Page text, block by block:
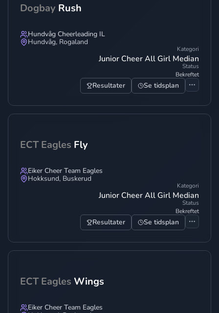
Dogbay Rush
Hundvåg Cheerleading IL
Hundvåg, Rogaland
Kategori
Junior Cheer All Girl Median
Status
Bekreftet
Resultater Se tidsplan
ECT Eagles Fly
Eiker Cheer Team Eagles
Hokksund, Buskerud
Kategori
Junior Cheer All Girl Median
Status
Bekreftet
Resultater Se tidsplan
ECT Eagles Wings
Eiker Cheer Team Eagles